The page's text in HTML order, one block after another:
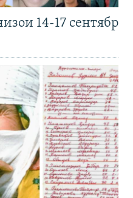
14-17 сентябр